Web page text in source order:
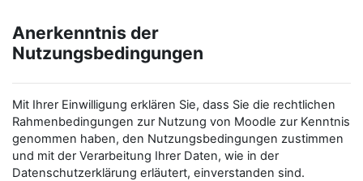
Anerkenntnis der
Nutzungsbedingungen
Mit Ihrer Einwilligung erklären Sie, dass Sie die rechtlichen
Rahmenbedingungen zur Nutzung von Moodle zur Kenntnis
genommen haben, den Nutzungsbedingungen zustimmen
und mit der Verarbeitung Ihrer Daten, wie in der
Datenschutzerklärung erläutert, einverstanden sind.